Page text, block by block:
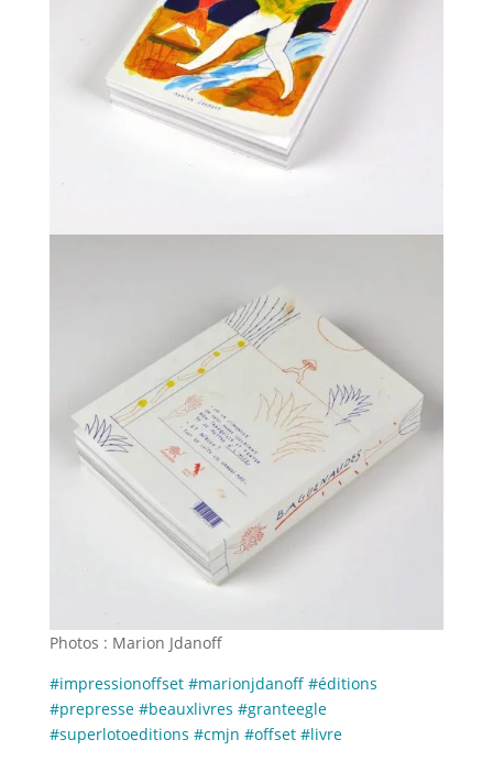
Photos : Marion Jdanoff
#impressionoffset#marionjdanoff#éditions
#prepresse#beauxlivres #granteegle
#superlotoeditions #cmjn #offset#livre